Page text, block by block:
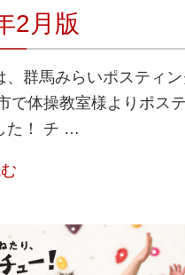
2月版
、群馬みらいポスティ
で体操教室様よりポス
た！ チ …